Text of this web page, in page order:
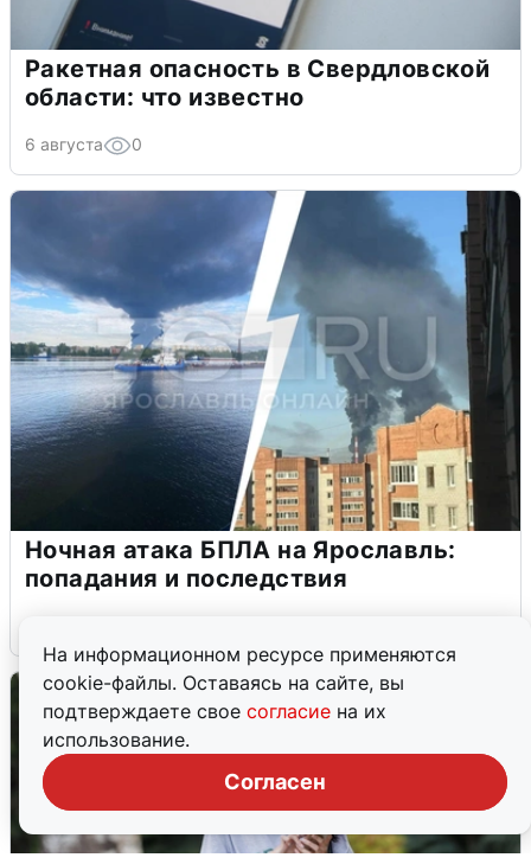
На информационном ресурсе применяются
cookie-файлы. Оставаясь на сайте, вы
подтверждаете свое согласие на их
использование.
Согласен
Ракетная опасность в Свердловской
области: что известно
6 августа 0
Ночная атака БПЛА на Ярославль:
попадания и последствия